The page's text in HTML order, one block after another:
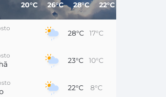
20°C 26°C 28°C 22°C
28°C 17°C
23°C 10°C
22°C 8°C